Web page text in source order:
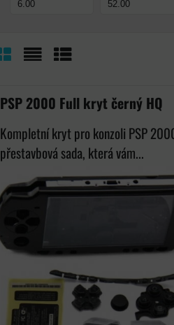
PSP 2000 Full kryt černý HQ
Kompletní kryt pro konzoli PSP
přestavbová sada, která vám...